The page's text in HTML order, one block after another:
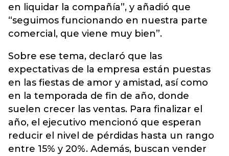
en liquidar la compañía”, y añadió que
“seguimos funcionando en nuestra parte
comercial, que viene muy bien”.
Sobre ese tema, declaró que las
expectativas de la empresa están puestas
en las fiestas de amor y amistad, así como
en la temporada de fin de año, donde
suelen crecer las ventas. Para finalizar el
año, el ejecutivo mencionó que esperan
reducir el nivel de pérdidas hasta un rango
entre 15% y 20%. Además, buscan vender